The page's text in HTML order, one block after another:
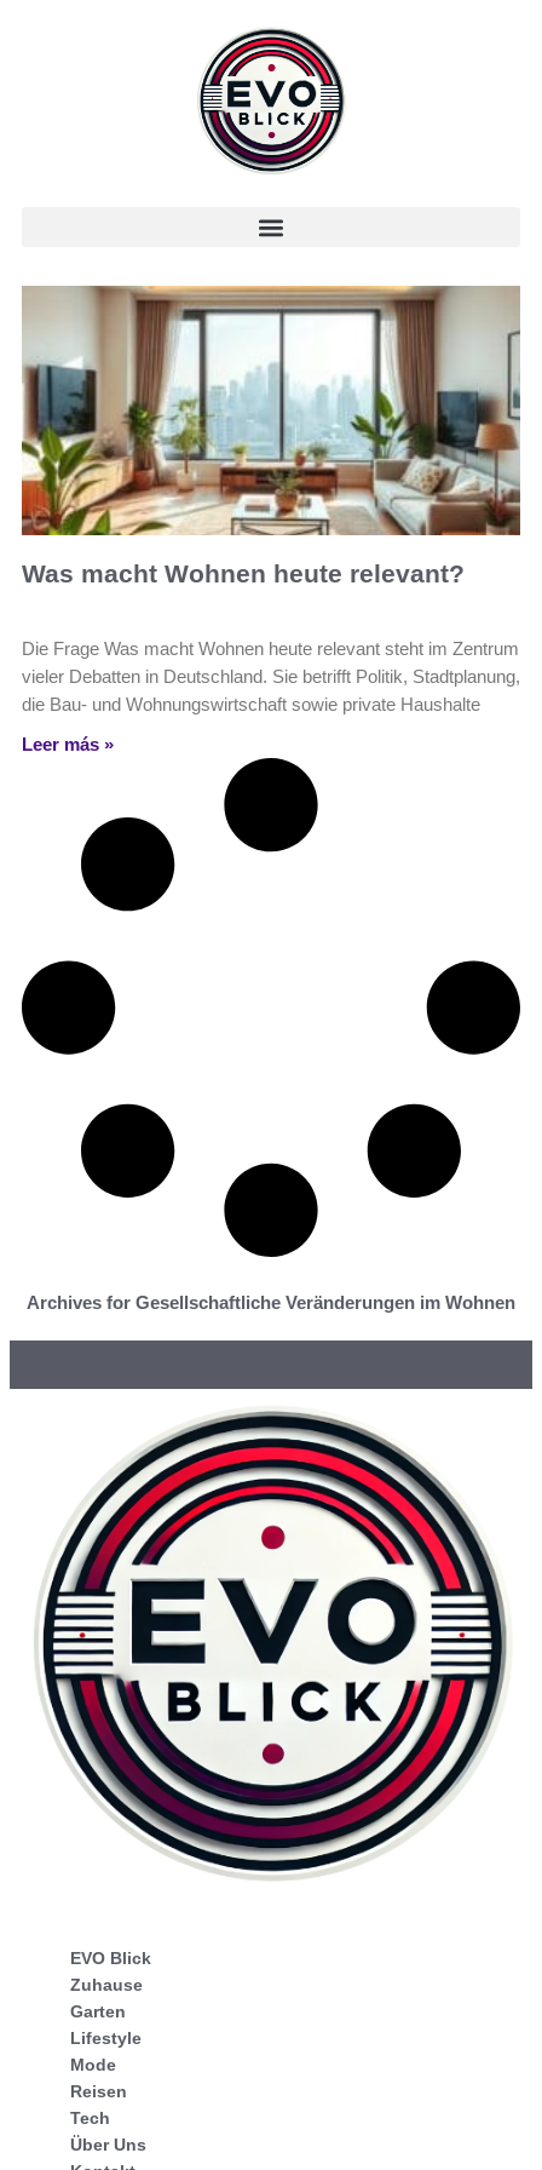
Was macht Wohnen heute relevant?
Die Frage Was macht Wohnen heute relevant steht im Zentrum
vieler Debatten in Deutschland. Sie betrifft Politik, Stadtplanung,
die Bau- und Wohnungswirtschaft sowie private Haushalte
Leer más »
Archives for Gesellschaftliche Veränderungen im Wohnen
EVO Blick
Zuhause
Garten
Lifestyle
Mode
Reisen
Tech
Über Uns